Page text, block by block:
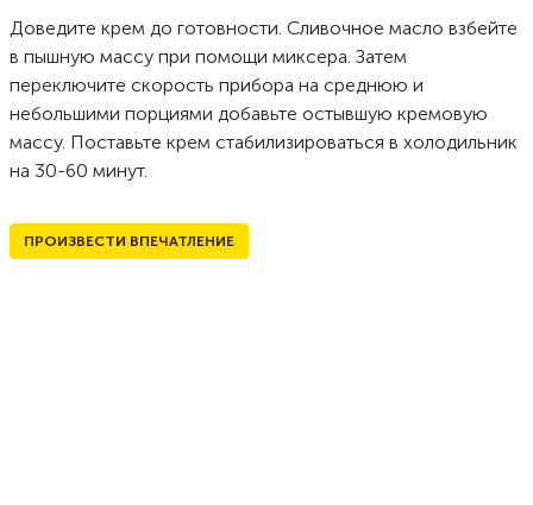
Доведите крем до готовности. Сливочное масло взбейте
в пышную массу при помощи миксера. Затем
переключите скорость прибора на среднюю и
небольшими порциями добавьте остывшую кремовую
массу. Поставьте крем стабилизироваться в холодильник
на 30-60 минут.
ПРОИЗВЕСТИ ВПЕЧАТЛЕНИЕ